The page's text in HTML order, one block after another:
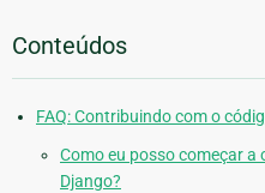
Conteúdos
FAQ: Contribuindo com o
Como eu posso começar
Django?